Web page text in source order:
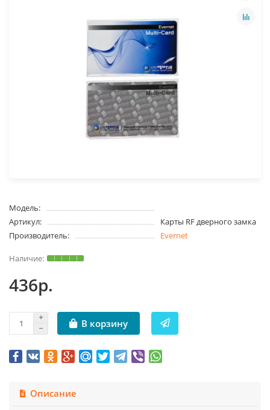
Модель:
Артикул:
Карты RF дверного замка
Производитель:
Evernet
436р.
В корзину
Описание